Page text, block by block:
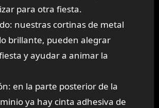
para otra fiesta.
nuestras cortinas de metal
brillante, pueden alegrar
y ayudar a animar la
en la parte posterior de la
ya hay cinta adhesiva de